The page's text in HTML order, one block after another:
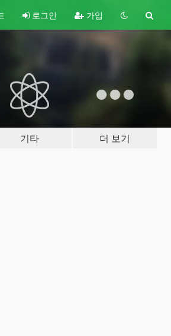
로그인 가입
기타 더 보기